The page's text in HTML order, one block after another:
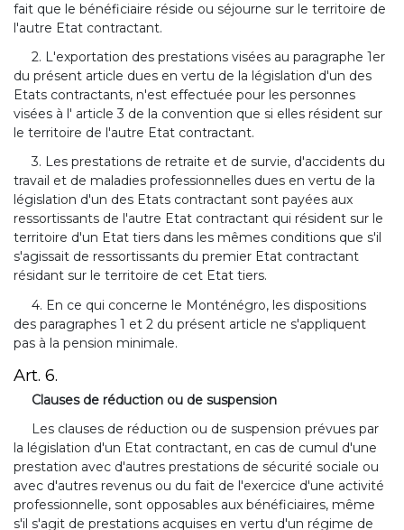
fait que le bénéficiaire réside ou séjourne sur le territoire de
l'autre Etat contractant.
2. L'exportation des prestations visées au paragraphe 1er
du présent article dues en vertu de la législation d'un des
Etats contractants, n'est effectuée pour les personnes
visées à l' article 3 de la convention que si elles résident sur
le territoire de l'autre Etat contractant.
3. Les prestations de retraite et de survie, d'accidents du
travail et de maladies professionnelles dues en vertu de la
législation d'un des Etats contractant sont payées aux
ressortissants de l'autre Etat contractant qui résident sur le
territoire d'un Etat tiers dans les mêmes conditions que s'il
s'agissait de ressortissants du premier Etat contractant
résidant sur le territoire de cet Etat tiers.
4. En ce qui concerne le Monténégro, les dispositions
des paragraphes 1 et 2 du présent article ne s'appliquent
pas à la pension minimale.
Art. 6.
Clauses de réduction ou de suspension
Les clauses de réduction ou de suspension prévues par
la législation d'un Etat contractant, en cas de cumul d'une
prestation avec d'autres prestations de sécurité sociale ou
avec d'autres revenus ou du fait de l'exercice d'une activité
professionnelle, sont opposables aux bénéficiaires, même
s'il s'agit de prestations acquises en vertu d'un régime de